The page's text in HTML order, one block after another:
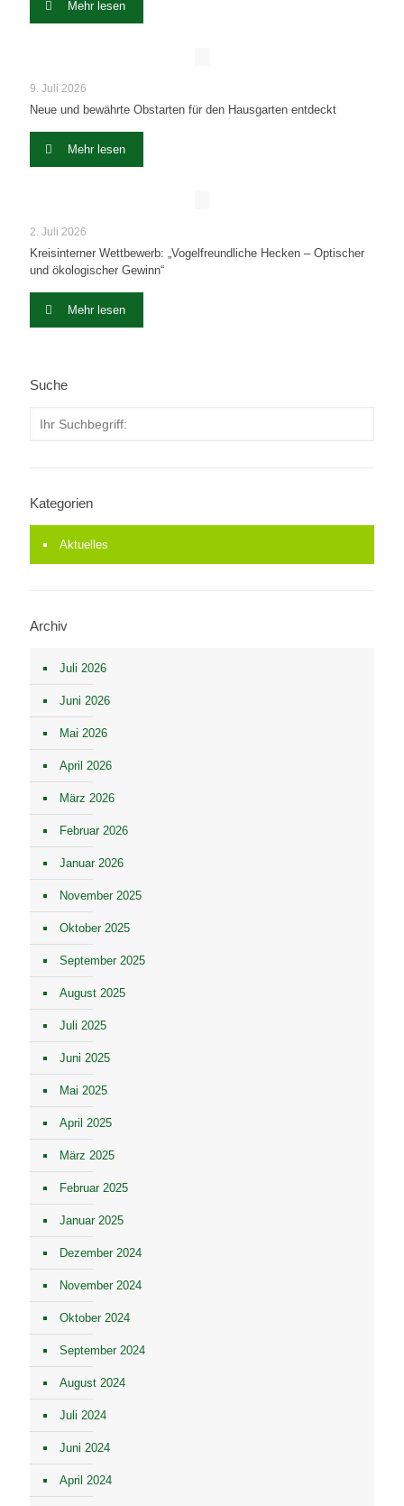
Mehr lesen
9. Juli 2026
Neue und bewährte Obstarten für den Hausgarten entdeckt
Mehr lesen
2. Juli 2026
Kreisinterner Wettbewerb: „Vogelfreundliche Hecken – Optischer
und ökologischer Gewinn“
Mehr lesen
Suche
Kategorien
Aktuelles
Archiv
Juli 2026
Juni 2026
Mai 2026
April 2026
März 2026
Februar 2026
Januar 2026
November 2025
Oktober 2025
September 2025
August 2025
Juli 2025
Juni 2025
Mai 2025
April 2025
März 2025
Februar 2025
Januar 2025
Dezember 2024
November 2024
Oktober 2024
September 2024
August 2024
Juli 2024
Juni 2024
April 2024